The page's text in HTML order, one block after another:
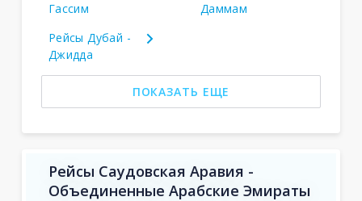
Гассим
Даммам
Рейсы Дубай -
Джидда
ПОКАЗАТЬ ЕЩЕ
Рейсы Саудовская Аравия -
Объединенные Арабские Эмираты